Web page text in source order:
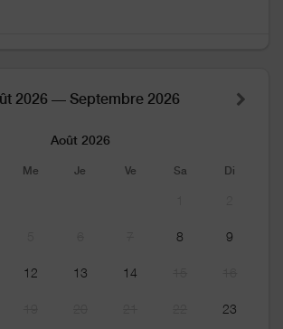
2026 — Septembre 2026
Août 2026
Me Je Ve Sa Di
8 9
12 13 14
23